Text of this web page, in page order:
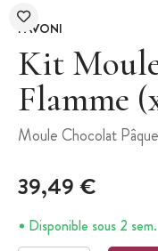
PAVONI
Kit
Flamme
Moule Chocolat
39,49 €
Disponible sous 2 sem.